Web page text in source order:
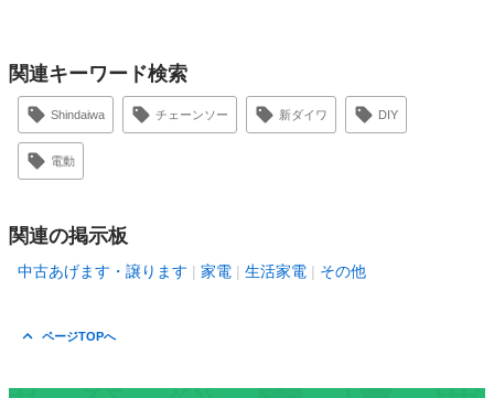
関連キーワード検索
Shindaiwa チェーンソー 新ダイワ DIY
電動
関連の掲示板
中古あげます・譲ります 家電 生活家電 その他
ページTOPへ